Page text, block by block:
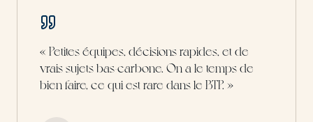
« Petites équipes, décisions rapides, et de
vrais sujets bas-carbone. On a le temps de
bien faire, ce qui est rare dans le BTP. »